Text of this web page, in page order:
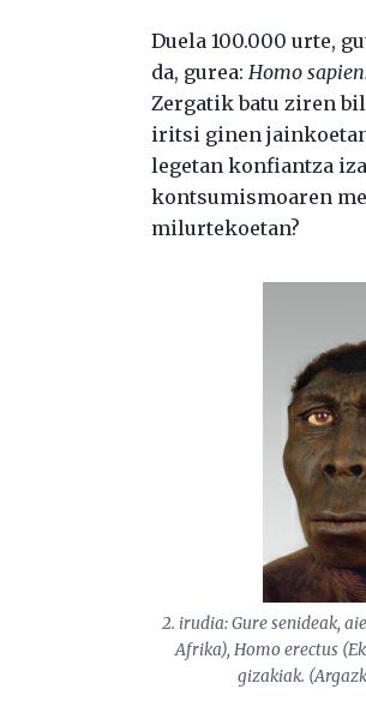
Duela 100.000 urte,
da, gurea:Homo
Zergatik batu ziren
iritsi ginen
legetan konfiantza
kontsumismoaren
milurtekoetan?
2. irudia: Gure senideak,
Afrika), Homo erectus
gizakiak.